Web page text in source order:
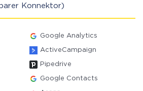
Konnektor)
Google Analytics
ActiveCampaign
Pipedrive
Google Contacts